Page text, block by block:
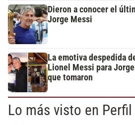
Dieron a conocer el
Jorge Messi
La emotiva despedida
Lionel Messi para
que tomaron
Lo más visto en Perfil